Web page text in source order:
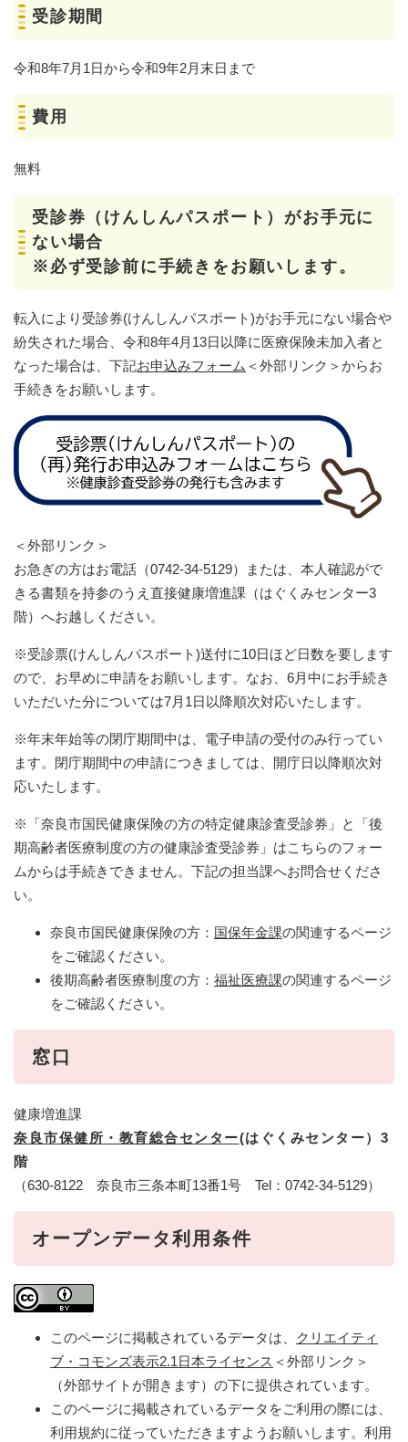
受診期間
令和8年7月1日から令和9年2月末日まで
費用
無料
受診券（けんしんパスポート）がお手元に
ない場合
※必ず受診前に手続きをお願いします。
転入により受診券(けんしんパスポート)がお手元にない場合や
紛失された場合、令和8年4月13日以降に医療保険未加入者と
なった場合は、下記お申込みフォーム ＜外部リンク＞ からお
手続きをお願いします。
＜外部リンク＞
お急ぎの方はお電話（0742-34-5129）または、本人確認がで
きる書類を持参のうえ直接健康増進課（はぐくみセンター3
階）へお越しください。
※受診票(けんしんパスポート)送付に10日ほど日数を要します
ので、お早めに申請をお願いします。なお、6月中にお手続き
いただいた分については7月1日以降順次対応いたします。
※年末年始等の閉庁期間中は、電子申請の受付のみ行ってい
ます。閉庁期間中の申請につきましては、開庁日以降順次対
応いたします。
※「奈良市国民健康保険の方の特定健康診査受診券」と「後
期高齢者医療制度の方の健康診査受診券」はこちらのフォー
ムからは手続きできません。下記の担当課へお問合せくださ
い。
奈良市国民健康保険の方： 国保年金課の関連するページ
をご確認ください。
後期高齢者医療制度の方： 福祉医療課の関連するページ
をご確認ください。
窓口
健康増進課
奈良市保健所・教育総合センター(はぐくみセンター）3
階
（630-8122 奈良市三条本町13番1号 Tel：0742-34-5129）
オープンデータ利用条件
このページに掲載されているデータは、
クリエイティ
ブ・コモンズ表示2.1日本ライセンス ＜外部リンク＞
（外部サイトが開きます）の下に提供されています。
このページに掲載されているデータをご利用の際には、
利用規約に従っていただきますようお願いします。利用